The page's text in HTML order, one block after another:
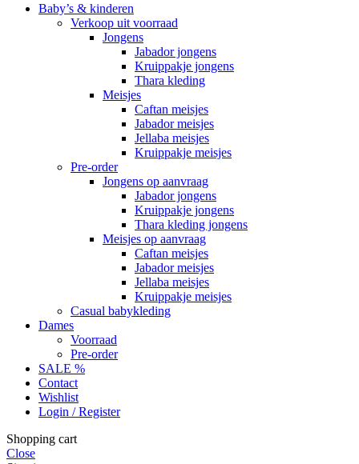
Baby’s & kinderen
Verkoop uit voorraad
Jongens
Jabador jongens
Kruippakje jongens
Thara kleding
Meisjes
Caftan meisjes
Jabador meisjes
Jellaba meisjes
Kruippakje meisjes
Pre-order
Jongens op aanvraag
Jabador jongens
Kruippakje jongens
Thara kleding jongens
Meisjes op aanvraag
Caftan meisjes
Jabador meisjes
Jellaba meisjes
Kruippakje meisjes
Casual babykleding
Dames
Voorraad
Pre-order
SALE %
Contact
Wishlist
Login / Register
Shopping cart
Close